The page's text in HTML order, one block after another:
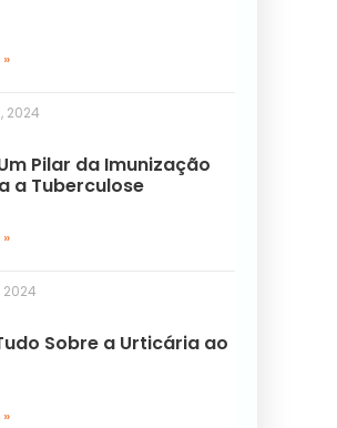
2024
Pilar da Imunização
a Tuberculose
2024
Sobre a Urticária ao